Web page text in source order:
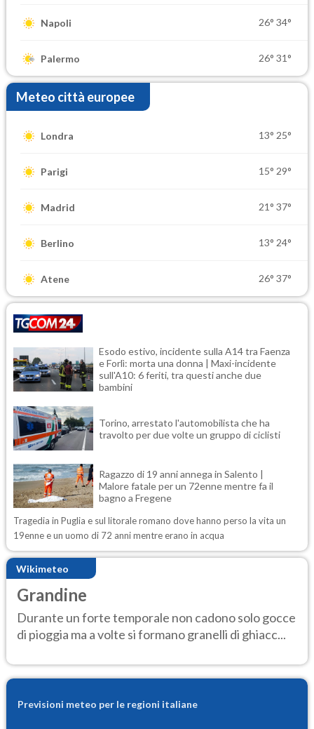
Napoli 26° 34°
Palermo 26° 31°
Meteo città europee
Londra 13° 25°
Parigi 15° 29°
Madrid 21° 37°
Berlino 13° 24°
Atene 26° 37°
Esodo estivo, incidente sulla A14 tra Faenza
e Forlì: morta una donna | Maxi-incidente
sull'A10: 6 feriti, tra questi anche due
bambini
Torino, arrestato l'automobilista che ha
travolto per due volte un gruppo di ciclisti
Ragazzo di 19 anni annega in Salento |
Malore fatale per un 72enne mentre fa il
bagno a Fregene
Tragedia in Puglia e sul litorale romano dove hanno perso la vita un
19enne e un uomo di 72 anni mentre erano in acqua
Wikimeteo
Grandine
Durante un forte temporale non cadono solo gocce
di pioggia ma a volte si formano granelli di ghiacc...
Previsioni meteo per le regioni italiane